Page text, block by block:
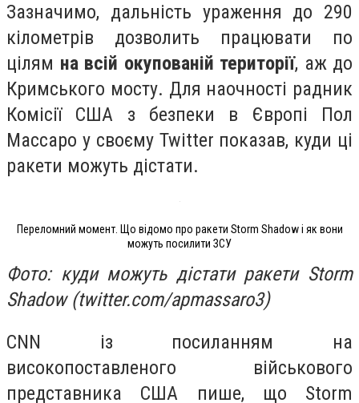
Зазначимо, дальність ураження до 290
кілометрів дозволить працювати по
цілям на всій окупованій території, аж до
Кримського мосту. Для наочності радник
Комісії США з безпеки в Європі Пол
Массаро у своєму Twitter показав, куди ці
ракети можуть дістати.
Переломний момент. Що відомо про ракети Storm Shadow і як вони
можуть посилити ЗСУ
Фото: куди можуть дістати ракети Storm
Shadow (twitter.com/apmassaro3)
CNN із посиланням на
високопоставленого військового
представника США пише, що Storm